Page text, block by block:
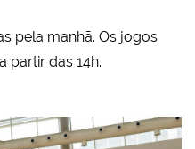
pela manhã. Os jogos
partir das 14h.